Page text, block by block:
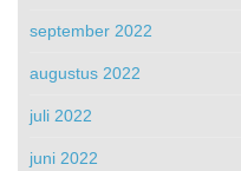
september 2022
augustus 2022
juli 2022
juni 2022